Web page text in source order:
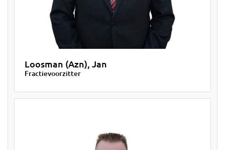
Loosman (Azn), Jan
Fractievoorzitter